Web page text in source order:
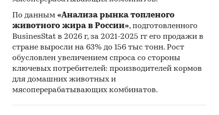
По данным «Анализа рынка топленого
животного жира в России», подготовленного
BusinesStat в 2026 г, за 2021-2025 гг его продажи в
стране выросли на 63% до 156 тыс тонн. Рост
обусловлен увеличением спроса со стороны
ключевых потребителей: производителей кормов
для домашних животных и
мясоперерабатывающих комбинатов.